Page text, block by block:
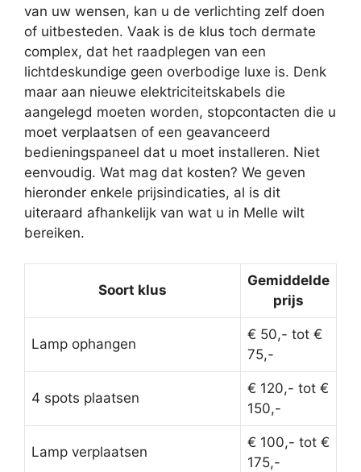
van uw wensen, kan u de verlichting zelf doen
of uitbesteden. Vaak is de klus toch dermate
complex, dat het raadplegen van een
lichtdeskundige geen overbodige luxe is. Denk
maar aan nieuwe elektriciteitskabels die
aangelegd moeten worden, stopcontacten die u
moet verplaatsen of een geavanceerd
bedieningspaneel dat u moet installeren. Niet
eenvoudig. Wat mag dat kosten? We geven
hieronder enkele prijsindicaties, al is dit
uiteraard afhankelijk van wat u in Melle wilt
bereiken.
Soort klus
Gemiddelde
prijs
Lamp ophangen
€ 50,- tot €
75,-
4 spots plaatsen
€ 120,- tot €
150,-
Lamp verplaatsen
€ 100,- tot €
175,-